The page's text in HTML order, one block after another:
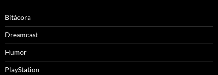
Bitácora
Dreamcast
Humor
PlayStation